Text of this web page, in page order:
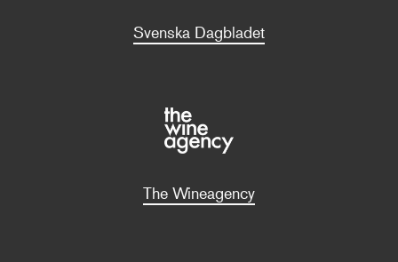
Svenska Dagbladet
The Wineagency